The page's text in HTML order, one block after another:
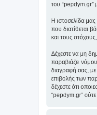
του “pepdym.gr”
Η ιστοσελίδα
που διατίθεται
και τους
Δέχεστε να μη
παραβιάζει
διαγραφή σας,
επιβολής των
δέχεστε ότι
“pepdym.gr”